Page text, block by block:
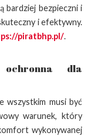
bardziej bezpieczni i
i efektywny.
piratbhp.pl/.
dla
wszystkim musi być
warunek, który
wykonywanej